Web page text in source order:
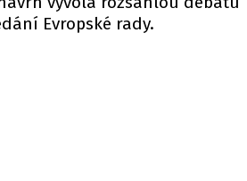
Evropské rady.